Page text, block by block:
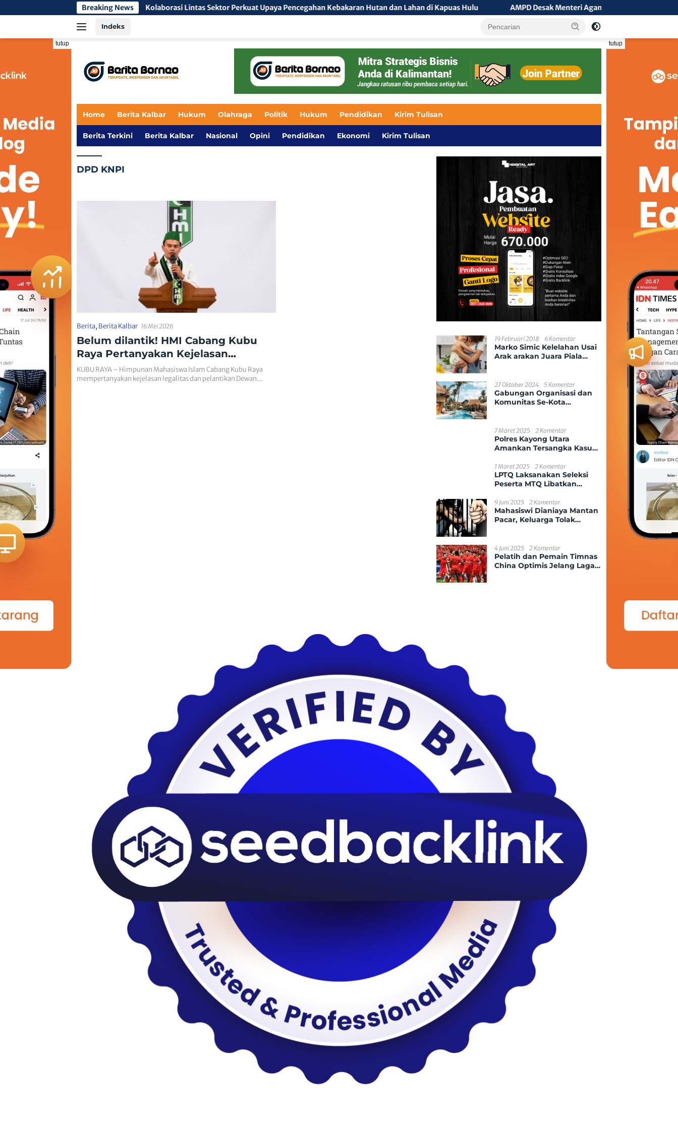
ke
Breaking News
Kolaborasi Lintas Sektor Perkuat Upaya Pencegahan Kebakaran Hutan dan Lahan di Kapuas Hulu AMPD Desak Menteri Agama Klarifikasi Isu Pengisian
Indeks
tutup tutup
Home Berita Kalbar Hukum Olahraga Politik Hukum Pendidikan Kirim Tulisan
Berita Terkini Berita Kalbar Nasional Opini Pendidikan Ekonomi Kirim Tulisan
DPD KNPI
Berita, Berita Kalbar 16 Mei 2026
Belum dilantik! HMI Cabang Kubu
Raya Pertanyakan Kejelasan
Legalitas DPD KNPI
KUBU RAYA – Himpunan Mahasiswa Islam Cabang Kubu Raya
mempertanyakan kejelasan legalitas dan pelantikan Dewan…
19 Februari 2018 6 Komentar
Marko Simic Kelelahan Usai
Arak arakan Juara Piala
27 Oktober 2024 5 Komentar
Gabungan Organisasi dan
Komunitas Se-Kota
7 Maret 2025 2 Komentar
Polres Kayong Utara
Amankan Tersangka Kasus
1 Maret 2025 2 Komentar
LPTQ Laksanakan Seleksi
Peserta MTQ Libatkan
Kecamatan Sungai
Ambawang
9 Juni 2025 2 Komentar
Mahasiswi Dianiaya Mantan
Pacar, Keluarga Tolak
4 Juni 2025 2 Komentar
Pelatih dan Pemain Timnas
China Optimis Jelang Laga